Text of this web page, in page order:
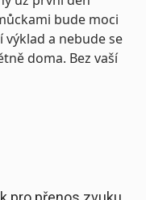
bude moci
výklad a nebude se
doma. Bez vaší